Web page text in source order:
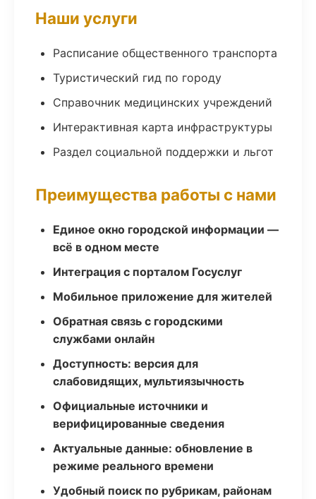
Наши услуги
Расписание общественного транспорта
Туристический гид по городу
Справочник медицинских учреждений
Интерактивная карта инфраструктуры
Раздел социальной поддержки и льгот
Преимущества работы с нами
Единое окно городской информации —
всё в одном месте
Интеграция с порталом Госуслуг
Мобильное приложение для жителей
Обратная связь с городскими
службами онлайн
Доступность: версия для
слабовидящих, мультиязычность
Официальные источники и
верифицированные сведения
Актуальные данные: обновление в
режиме реального времени
Удобный поиск по рубрикам, районам